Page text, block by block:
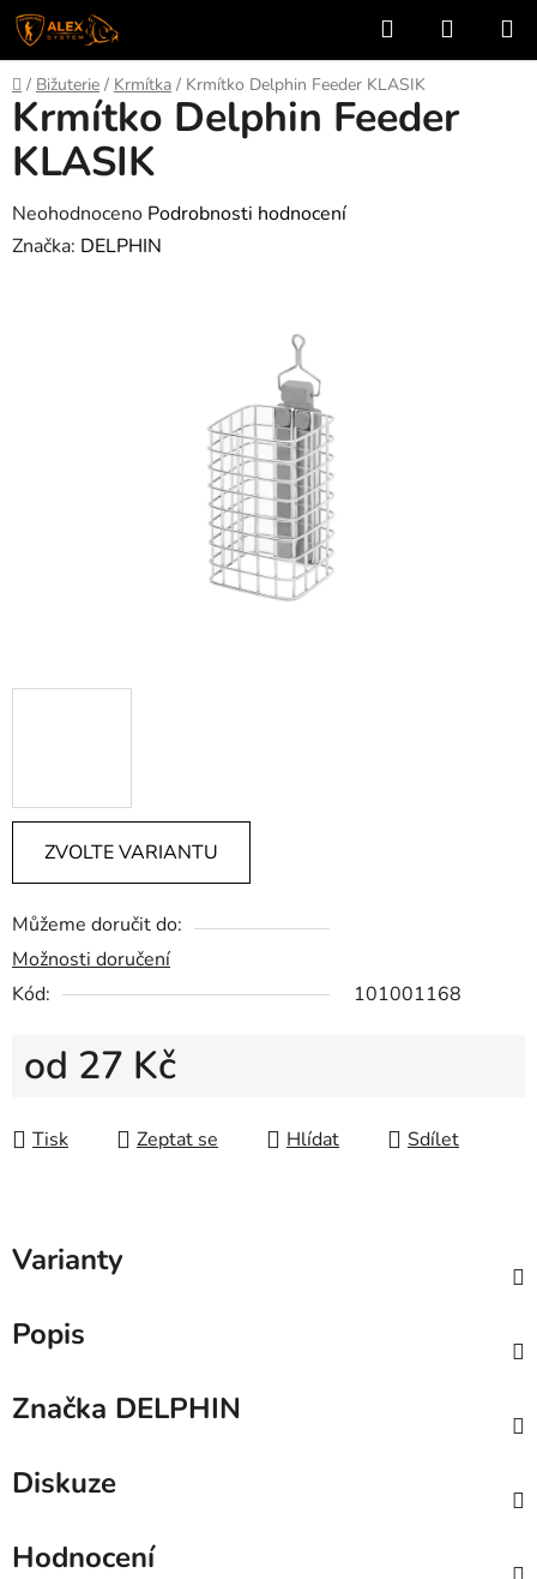
Přejít
na
obsah
Hledat
KOŠÍK
Domů
/ Bižuterie / Krmítka / Krmítko Delphin Feeder KLASIK
ZVOLTE VARIANTU
Můžeme doručit do:
Možnosti doručení
Kód:
101001168
od 27 Kč
Tisk
Zeptat se Hlídat Sdílet
Krmítko Delphin Feeder
KLASIK
Průměrné
hodnocení
Neohodnoceno Podrobnosti hodnocení
Značka: DELPHIN
Varianty
Popis
Značka DELPHIN
Diskuze
Hodnocení